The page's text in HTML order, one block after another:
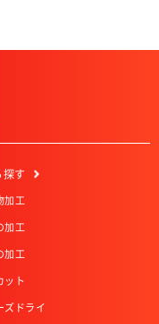
探す
加工
加工
加工
ット
ズドライ